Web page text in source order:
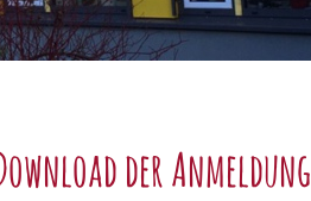
der Anmeldung